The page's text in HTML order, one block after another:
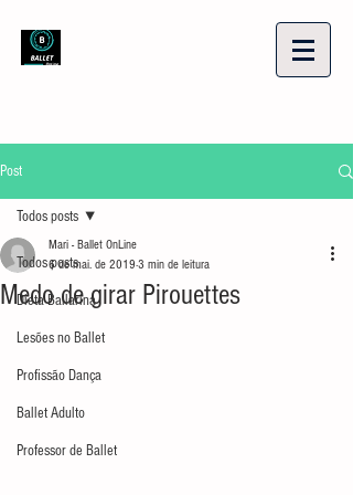
Post
Todos posts
Dieta Bailarina
Lesões no Ballet
Profissão Dança
Ballet Adulto
Professor de Ballet
Todos posts
Medo de girar Pirouettes
Mari - Ballet OnLine
6 de mai. de 2019 3 min de leitura